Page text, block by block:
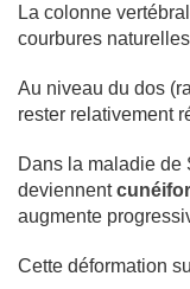
La colonne
courbures
Au niveau du dos
rester relativement
Dans la maladie de
deviennent
augmente
Cette déformation